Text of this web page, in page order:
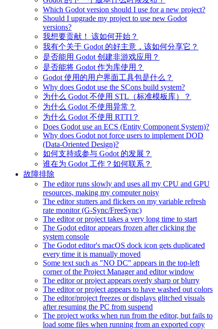
Which Godot version should I use for a new project?
Should I upgrade my project to use new Godot
versions?
我想要贡献！ 该如何开始？
我有个关于 Godot 的好主意，该如何分享它？
是否能用 Godot 创建非游戏应用？
是否能将 Godot 作为库使用？
Godot 使用的用户界面工具包是什么？
Why does Godot use the SCons build system?
为什么 Godot 不使用 STL（标准模板库）？
为什么 Godot 不使用异常？
为什么 Godot 不使用 RTTI？
Does Godot use an ECS (Entity Component System)?
Why does Godot not force users to implement DOD
(Data-Oriented Design)?
如何支持或参与 Godot 的发展？
谁在为 Godot 工作？如何联系？
故障排除
The editor runs slowly and uses all my CPU and GPU
resources, making my computer noisy
The editor stutters and flickers on my variable refresh
rate monitor (G-Sync/FreeSync)
The editor or project takes a very long time to start
The Godot editor appears frozen after clicking the
system console
The Godot editor's macOS dock icon gets duplicated
every time it is manually moved
Some text such as "NO DC" appears in the top-left
corner of the Project Manager and editor window
The editor or project appears overly sharp or blurry
The editor or project appears to have washed out colors
The editor/project freezes or displays glitched visuals
after resuming the PC from suspend
The project works when run from the editor, but fails to
load some files when running from an exported copy